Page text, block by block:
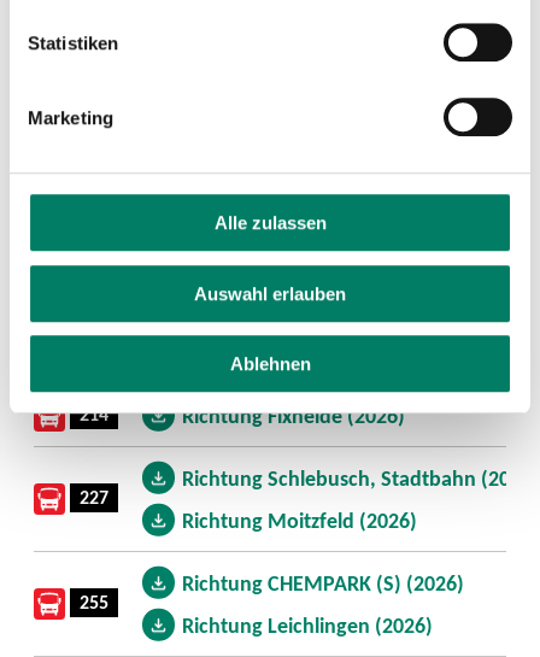
Statistiken
Marketing
Alle zulassen
Auswahl erlauben
Ablehnen
Richtung Stegerwaldsiedlung (2026)
Richtung Mathildenhof (2026)
211
Richtung Rheindorf (2026)
Richtung Steinbüchel (2026)
Richtung Odenthal (2026)
214 Richtung Fixheide (2026)
227
Richtung Schlebusch, Stadtbahn (2026)
Richtung Moitzfeld (2026)
255
Richtung CHEMPARK (S) (2026)
Richtung Leichlingen (2026)